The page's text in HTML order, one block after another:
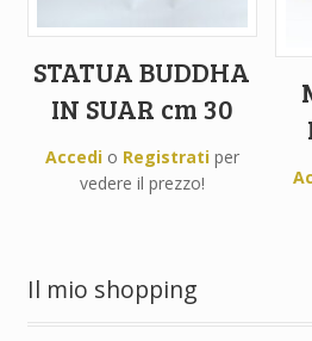
STATUA BUDDHA
IN SUAR cm 30
Accedio Registratiper
vedere il prezzo!
Il mio shopping